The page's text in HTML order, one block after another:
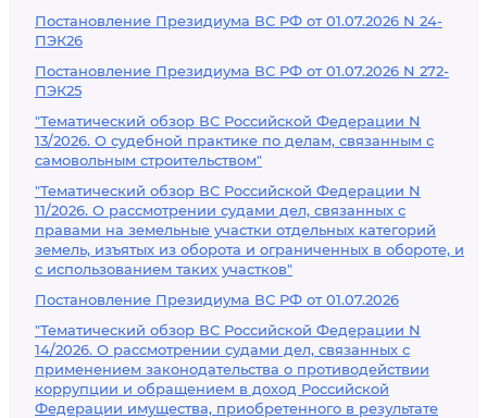
Постановление Президиума ВС РФ от 01.07.2026 N 24-
ПЭК26
Постановление Президиума ВС РФ от 01.07.2026 N 272-
ПЭК25
"Тематический обзор ВС Российской Федерации N
13/2026. О судебной практике по делам, связанным с
самовольным строительством"
"Тематический обзор ВС Российской Федерации N
11/2026. О рассмотрении судами дел, связанных с
правами на земельные участки отдельных категорий
земель, изъятых из оборота и ограниченных в обороте, и
с использованием таких участков"
Постановление Президиума ВС РФ от 01.07.2026
"Тематический обзор ВС Российской Федерации N
14/2026. О рассмотрении судами дел, связанных с
применением законодательства о противодействии
коррупции и обращением в доход Российской
Федерации имущества, приобретенного в результате